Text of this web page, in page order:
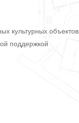
культурных объектов
поддержкой